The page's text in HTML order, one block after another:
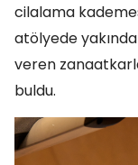
cilalama
atölyede
veren
buldu.